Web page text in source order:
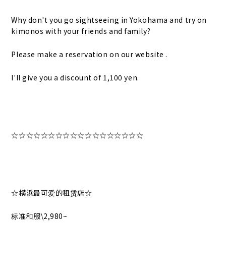
Why don't you go sightseeing in Yokohama and try on
kimonos with your friends and family?
Please make a reservation on our website .
I'll give you a discount of 1,100 yen.
☆☆☆☆☆☆☆☆☆☆☆☆☆☆☆☆☆☆
☆横浜最可爱的租赁店☆
标准和服\2,980~